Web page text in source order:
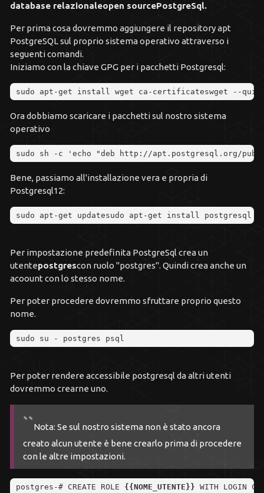
database relazionaleopen sourcePostgreSql.
Per prima cosa dovremmo aggiungere il repository apt
PostgreSQL sul proprio sistema operativo attraverso i
seguenti comandi.
Iniziamo con la chiave GPG per i pacchetti Postgresql:
sudo apt -get install wget ca - certificateswget --
Ora dobbiamo scaricare i pacchetti sul nostro sistema
operativo
sudo sh - c 'echo "deb http://apt.postgresql.org/
Bene, passiamo all'installazione vera e propria di
Postgresql12:
sudo apt -get updatesudo apt -get install postgresql
Per impostazione predefinita PostgreSql crea un
utentepostgrescon ruolo "postgres". Quindi crea anche un
acoount con lo stesso nome.
Per poter procedere dovremmo sfruttare proprio questo
nome.
sudo su - postgres psql
Per poter rendere accessibile postgresql da altri utenti
dovremmo crearne uno.
Nota: Se sul nostro sistema non è stato ancora
creato alcun utente è bene crearlo prima di procedere
con le altre impostazioni.
postgres -# CREATE ROLE { { NOME_UTENTE } } WITH LOGIN